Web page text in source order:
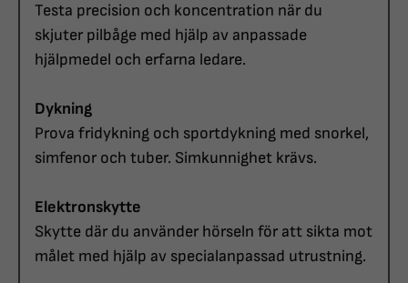
Testa precision och koncentration när du
skjuter pilbåge med hjälp av anpassade
hjälpmedel och erfarna ledare.
Dykning
Prova fridykning och sportdykning med snorkel,
simfenor och tuber. Simkunnighet krävs.
Elektronskytte
Skytte där du använder hörseln för att sikta mot
målet med hjälp av specialanpassad utrustning.